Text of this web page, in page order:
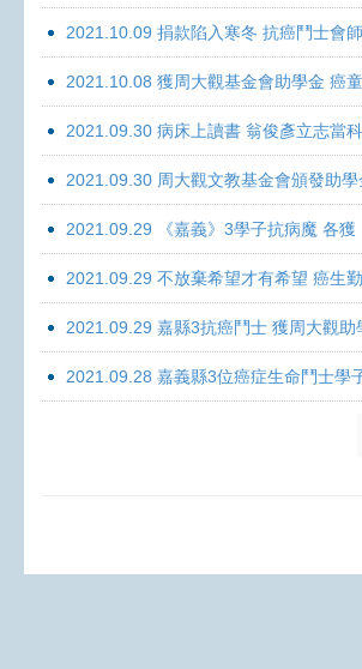
2021.10.09 捐款陷入寒冬 抗癌鬥士會
2021.10.08 獲周大觀基金會助學金 癌
2021.09.30 病床上讀書 翁俊彥立志當
2021.09.30 周大觀文教基金會頒發助
2021.09.29 《嘉義》3學子抗病魔 各
2021.09.29 不放棄希望才有希望 癌生
2021.09.29 嘉縣3抗癌鬥士 獲周大觀助
2021.09.28 嘉義縣3位癌症生命鬥士學